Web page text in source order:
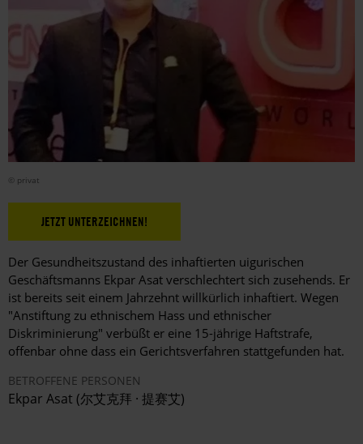
© privat
JETZT UNTERZEICHNEN!
Der Gesundheitszustand des inhaftierten uigurischen
Geschäftsmanns Ekpar Asat verschlechtert sich zusehends. Er
ist bereits seit einem Jahrzehnt willkürlich inhaftiert. Wegen
"Anstiftung zu ethnischem Hass und ethnischer
Diskriminierung" verbüßt er eine 15-jährige Haftstrafe,
offenbar ohne dass ein Gerichtsverfahren stattgefunden hat.
BETROFFENE PERSONEN
Ekpar Asat (尔艾克拜 · 提赛艾)